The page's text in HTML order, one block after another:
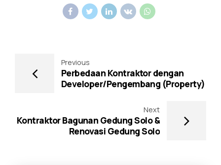
Previous
Perbedaan Kontraktor dengan
Developer/Pengembang (Property)
Next
Kontraktor Bagunan Gedung Solo &
Renovasi Gedung Solo